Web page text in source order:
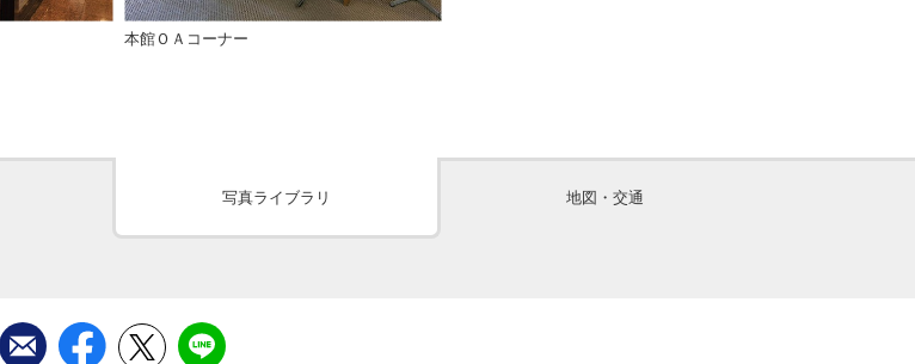
本館ＯＡコーナー
写真ライブラリ 地図・交通